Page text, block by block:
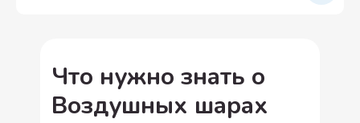
Что нужно знать о
Воздушных шарах